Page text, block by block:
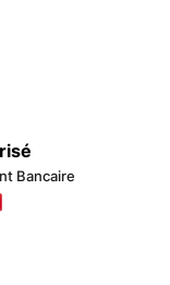
Bancaire